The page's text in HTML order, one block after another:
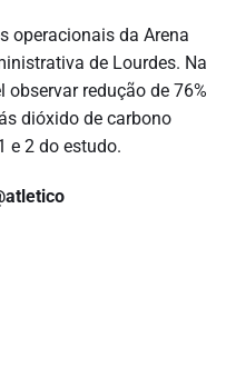
operacionais da Arena
de Lourdes. Na
observar redução de 76%
dióxido de carbono
e 2 do estudo.